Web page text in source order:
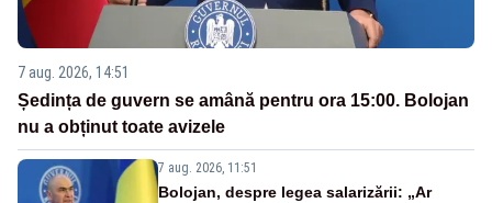
7 aug. 2026, 14:51
Ședința de guvern se amână pentru ora 15:00. Bolojan
nu a obținut toate avizele
7 aug. 2026, 11:51
Bolojan, despre legea salarizării: „Ar